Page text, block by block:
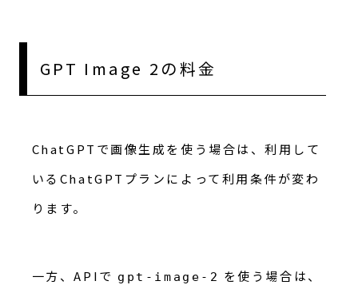
GPT Image 2の料金
ChatGPTで画像生成を使う場合は、利用して
いるChatGPTプランによって利用条件が変わ
ります。
一方、APIで gpt-image-2 を使う場合は、